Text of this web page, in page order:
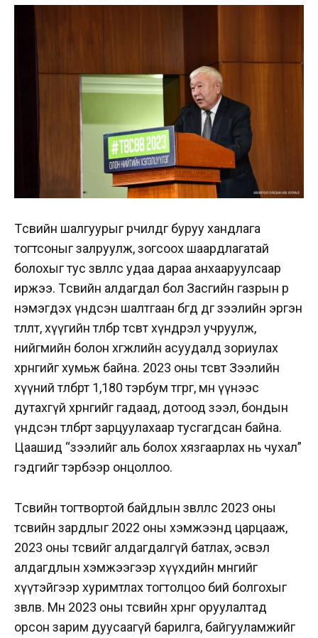
Төсвийн шалгуурыг өөрчилдөг буруу хандлага
тогтсоныг залруулж, зогсоох шаардлагатай
болохыг тус зөвлөлөөс удаа дараа анхааруулсаар
иржээ. Төсвийн алдагдал бол Засгийн газрын өр
нэмэгдэх үндсэн шалтгаан бөгөөд өдгөө зээлийн эргэн
төлөлт, хүүгийн төлбөр төсөвт хүндрэл учруулж,
нийгмийн болон хөгжлийн асуудалд зориулах
хөрөнгийг хумьж байна. 2023 оны төсөвт Зээлийн
хүүний төлбөрт 1,180 тэрбум төгрөг, мөн үүнээс
дутахгүй хөрөнгийг гадаад, дотоод зээл, бондын
үндсэн төлбөрт зарцуулахаар тусгагдсан байна.
Цаашид “зээлийг аль болох хязгаарлах нь чухал”
гэдгийг тэрбээр онцоллоо.
Төсвийн тогтвортой байдлын зөвлөлөөс 2023 оны
төсвийн зардлыг 2022 оны хэмжээнд царцааж,
2023 оны төсвийг алдагдалгүй батлах, эсвэл
алдагдлын хэмжээгээр хүүхдийн мөнгийг
хүүтэйгээр хуримтлах тогтолцоо бий болгохыг
зөвлөв. Мөн 2023 оны төсвийн хөрөнгө оруулалтад
орсон зарим дуусаагүй барилга, байгууламжийг